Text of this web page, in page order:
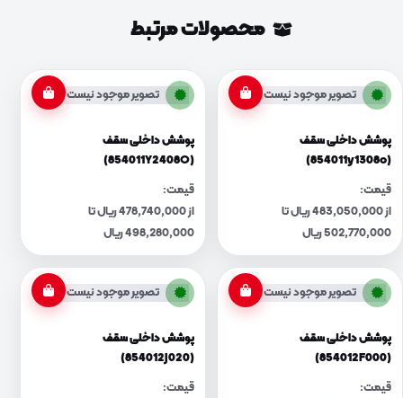
محصولات مرتبط
تصویر موجود نیست
پوشش داخلی سقف
(854011y1308o)
قیمت:
از 483,050,000 ریال تا
502,770,000 ریال
تصویر موجود نیست
پوشش داخلی سقف
(854011Y2408O)
قیمت:
از 478,740,000 ریال تا
498,280,000 ریال
تصویر موجود نیست
پوشش داخلی سقف
(854012F000)
قیمت:
تصویر موجود نیست
پوشش داخلی سقف
(854012J020)
قیمت: